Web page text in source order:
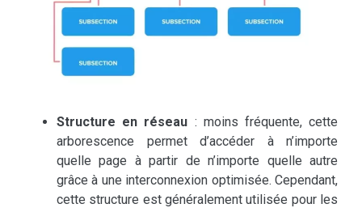
Structure en réseau : moins fréquente, cette
arborescence permet d’accéder à n’importe
quelle page à partir de n’importe quelle autre
grâce à une interconnexion optimisée. Cependant,
cette structure est généralement utilisée pour les